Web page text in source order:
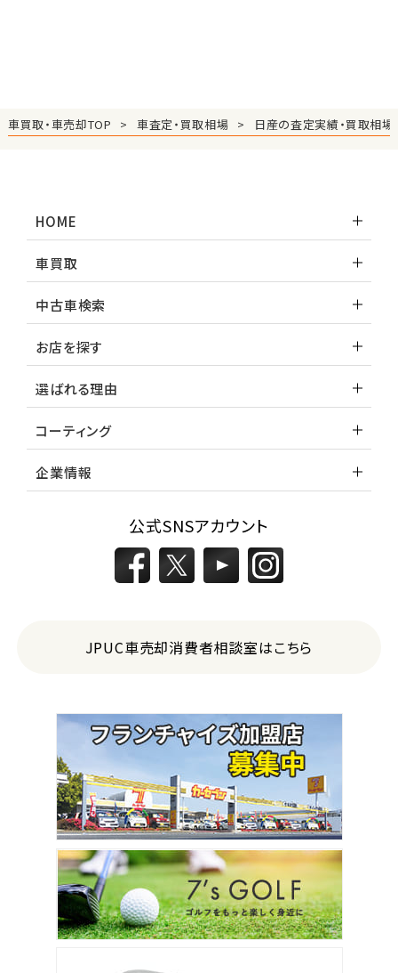
車買取・車売却TOP 車査定・買取相場 日産の査定実績・買取相場
HOME
車買取
中古車検索
お店を探す
選ばれる理由
コーティング
企業情報
公式SNSアカウント
JPUC車売却消費者相談室はこちら